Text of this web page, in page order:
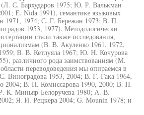
(Л. С. Бархударов 1975; Ю. Р. Валькман
Е. Nida 1991), семантике языковых
1974; С. Г. Бережан 1973; В. П.
1953, 1977). Методологически
стали также исследования,
(В. В. Акуленко 1961, 1972,
В. В. Кетлуяла 1967; Ю. Н. Кочурова
различного рода заимствованиям (М.
переводоведения мы опираемся в
Виноградова 1953, 2004; В. Г. Гака 1964,
2004; В. Н. Комиссарова 1990, 2000; В. Н.
К. Миньяр-Белоручева 1980; А. В.
Я. И. Рецкера 2004; G. Mounin 1978; и